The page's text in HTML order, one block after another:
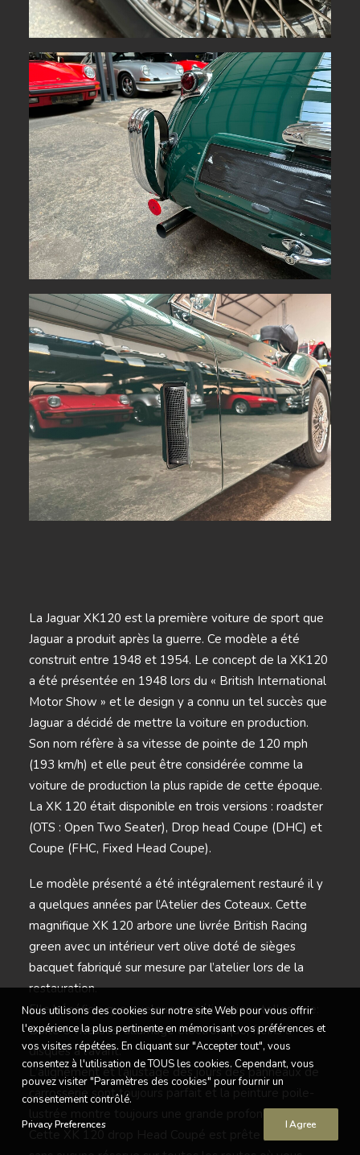
La Jaguar XK120 est la première voiture de sport que
Jaguar a produit après la guerre. Ce modèle a été
construit entre 1948 et 1954. Le concept de la XK120
a été présentée en 1948 lors du « British International
Motor Show » et le design y a connu un tel succès que
Jaguar a décidé de mettre la voiture en production.
Son nom réfère à sa vitesse de pointe de 120 mph
(193 km/h) et elle peut être considérée comme la
voiture de production la plus rapide de cette époque.
La XK 120 était disponible en trois versions : roadster
(OTS : Open Two Seater), Drop head Coupe (DHC) et
Coupe (FHC, Fixed Head Coupe).
Le modèle présenté a été intégralement restauré il y
a quelques années par l’Atelier des Coteaux. Cette
magnifique XK 120 arbore une livrée British Racing
green avec un intérieur vert olive doté de sièges
bacquet fabriqué sur mesure par l’atelier lors de la
restauration.
Elle bénéficie que quelques améliorations telles que:
Boite 5 vitesses, allumage électronique, freins à
disques à l’avant.
L’alignement et l’ajustage des jours des panneaux de
carrosserie sont toujours parfait et la peinture poile-
lustrée montre toujours une grande profondeur.
Nous utilisons des cookies sur notre site Web pour vous offrir
l'expérience la plus pertinente en mémorisant vos préférences et
vos visites répétées. En cliquant sur "Accepter tout", vous
consentez à l'utilisation de TOUS les cookies. Cependant, vous
pouvez visiter "Paramètres des cookies" pour fournir un
consentement contrôlé.
Privacy Preferences I Agree